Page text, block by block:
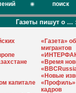
поиск
Газеты пишут о ...
капитале
«Газета»
мигрантов
«Время
«Новые
«Профиль»
кадров